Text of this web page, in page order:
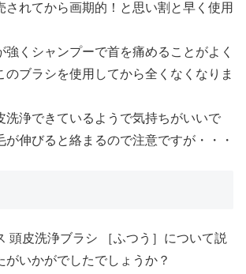
されてから画期的！と思い割と早く使用
強くシャンプーで首を痛めることがよく
のブラシを使用してから全くなくなりま
洗浄できているようで気持ちがいいで
が伸びると絡まるので注意ですが・・・
頭皮洗浄ブラシ ［ふつう］について説
がいかがでしたでしょうか？